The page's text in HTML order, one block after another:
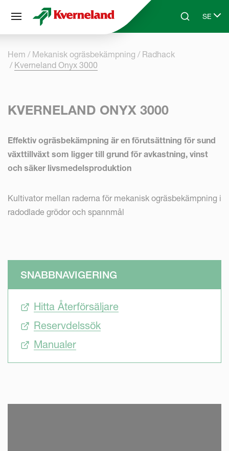
Skip to main contentSearchSE
Select
Hem Mekanisk ogräsbekämpning
Radhack
Kverneland Onyx 3000
KVERNELAND ONYX 3000
Effektiv ogräsbekämpning är en förutsättning för sund
växttillväxt som ligger till grund för avkastning, vinst
och säker livsmedelsproduktion
Kultivator mellan raderna för mekanisk ogräsbekämpning i
radodlade grödor och spannmål
SNABBNAVIGERING
Hitta Återförsäljare
Reservdelssök
Manualer
Cookie- hanteringspanel